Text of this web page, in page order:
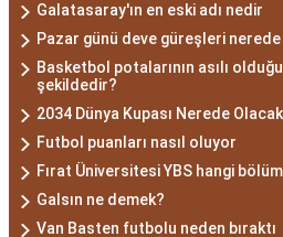
Galatasaray'ın en eski adı nedir
Pazar günü deve güreşleri nerede
Basketbol potalarının asılı
şekildedir?
2034 Dünya Kupası Nerede
Futbol puanları nasıl oluyor
Fırat Üniversitesi YBS hangi
Galsın ne demek?
Van Basten futbolu neden bıraktı